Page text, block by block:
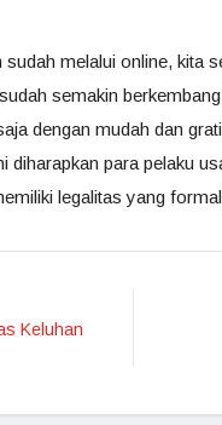
melalui online, kita
semakin
dengan mudah dan
diharapkan para pelaku
legalitas yang
Keluhan